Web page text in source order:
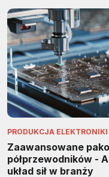
PRODUKCJA ELEKTRONIKI
Zaawansowane
półprzewodników -
układ sił w branży